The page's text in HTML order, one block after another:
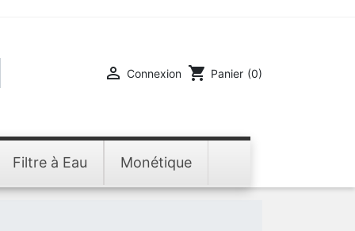
 Connexion shopping_cart Panier (0)
Filtre à Eau Monétique